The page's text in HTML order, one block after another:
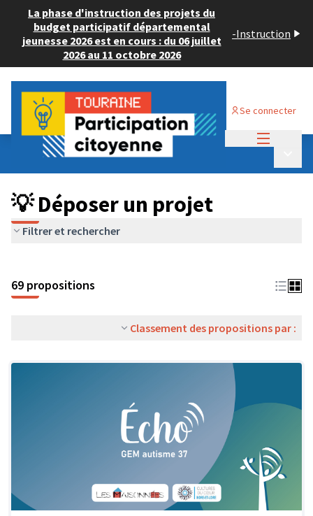
La phase d'instruction des projets du
budget participatif départemental
jeunesse 2026 est en cours : du 06 juillet
2026 au 11 octobre 2026
-Instruction
Se connecter
Budget Participatif ADULTE 2024
💡 Déposer un projet
💡 Déposer un projet
Filtrer et rechercher
69 propositions
Classement des propositions par :